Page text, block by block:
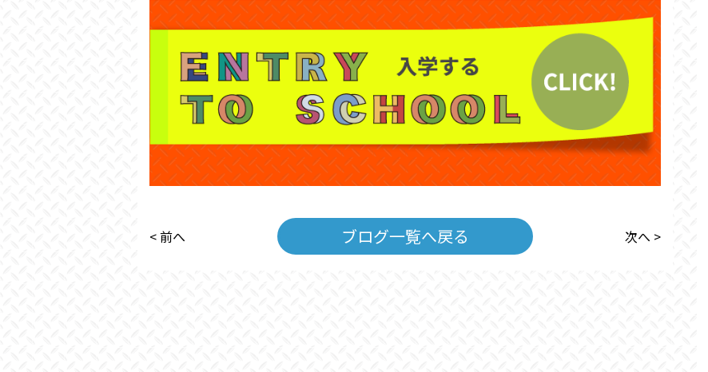
< 前へ ブログ一覧へ戻る 次へ >